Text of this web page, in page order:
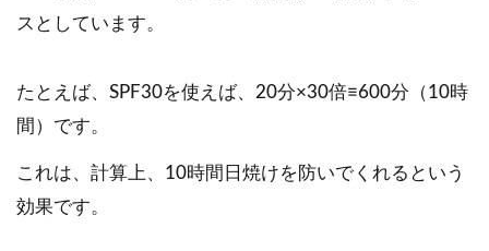
スとしています。
たとえば、SPF30を使えば、20分×30倍≡600分（10時
間）です。
これは、計算上、10時間日焼けを防いでくれるという
効果です。